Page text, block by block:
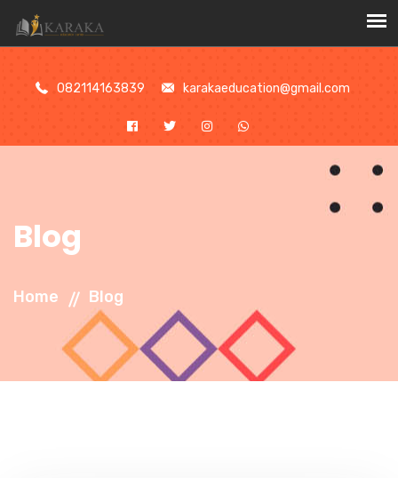
082114163839 karakaeducation@gmail.com
Blog
Home Blog